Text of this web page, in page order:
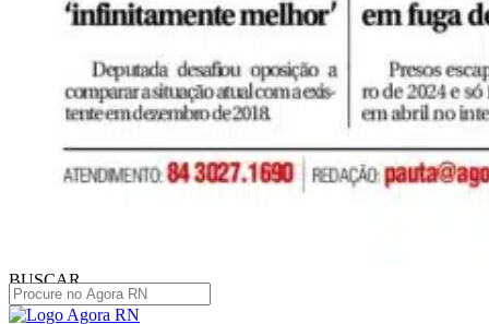
BUSCAR